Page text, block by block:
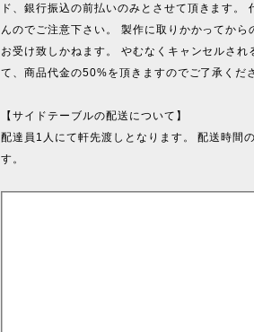
ド、銀行振込の前払いのみとさせて頂きます。
んのでご注意下さい。 製作に取りかかってから
お受け致しかねます。 やむなくキャンセルされ
て、商品代金の50%を頂きますのでご了承くだ
【サイドテーブルの配送について】
配達員1人にて軒先渡しとなります。 配送時間
す。